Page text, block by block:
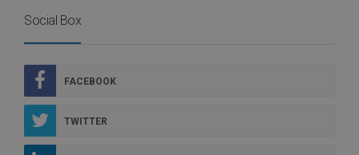
Social Box
FACEBOOK
TWITTER